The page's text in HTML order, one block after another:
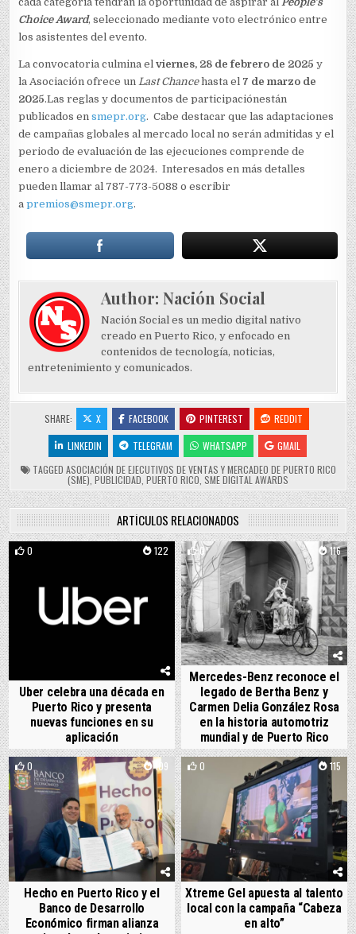
Choice Award, seleccionado mediante voto electrónico entre
los asistentes del evento.
La convocatoria culmina elviernes, 28 de febrero de 2025y
la Asociación ofrece unLast Chancehasta el 7 de marzo de
2025.Las reglas y documentos de participaciónestán
publicados ensmepr.org. Cabe destacar que las adaptaciones
de campañas globales al mercado local no serán admitidas y el
periodo de evaluación de las ejecuciones comprende de
enero a diciembre de 2024. Interesados en más detalles
pueden llamar al 787-773-5088 o escribir
apremios@smepr.org.
Author:Nación Social
Nación Social es un medio digital nativo
creado en Puerto Rico, y enfocado en
contenidos de tecnología, noticias,
entretenimiento y comunicados.
SHARE: X FACEBOOK PINTEREST
REDDIT
LINKEDIN
TELEGRAM WHATSAPP
GMAIL
TAGGED ASOCIACIÓN DE EJECUTIVOS DE VENTAS Y MERCADEO DE PUERTO RICO
(SME) PUBLICIDAD PUERTO RICO SME DIGITAL AWARDS
ARTÍCULOS RELACIONADOS
0 122
Uber celebra una década en
Puerto Rico y presenta
nuevas funciones en su
aplicación
0 116
Mercedes-Benz reconoce el
legado de Bertha Benz y
Carmen Delia González Rosa
en la historia automotriz
mundial y de Puerto Rico
0 109
Hecho en Puerto Rico y el
Banco de Desarrollo
Económico firman alianza
0 115
Xtreme Gel apuesta al talento
local con la campaña “Cabeza
en alto”